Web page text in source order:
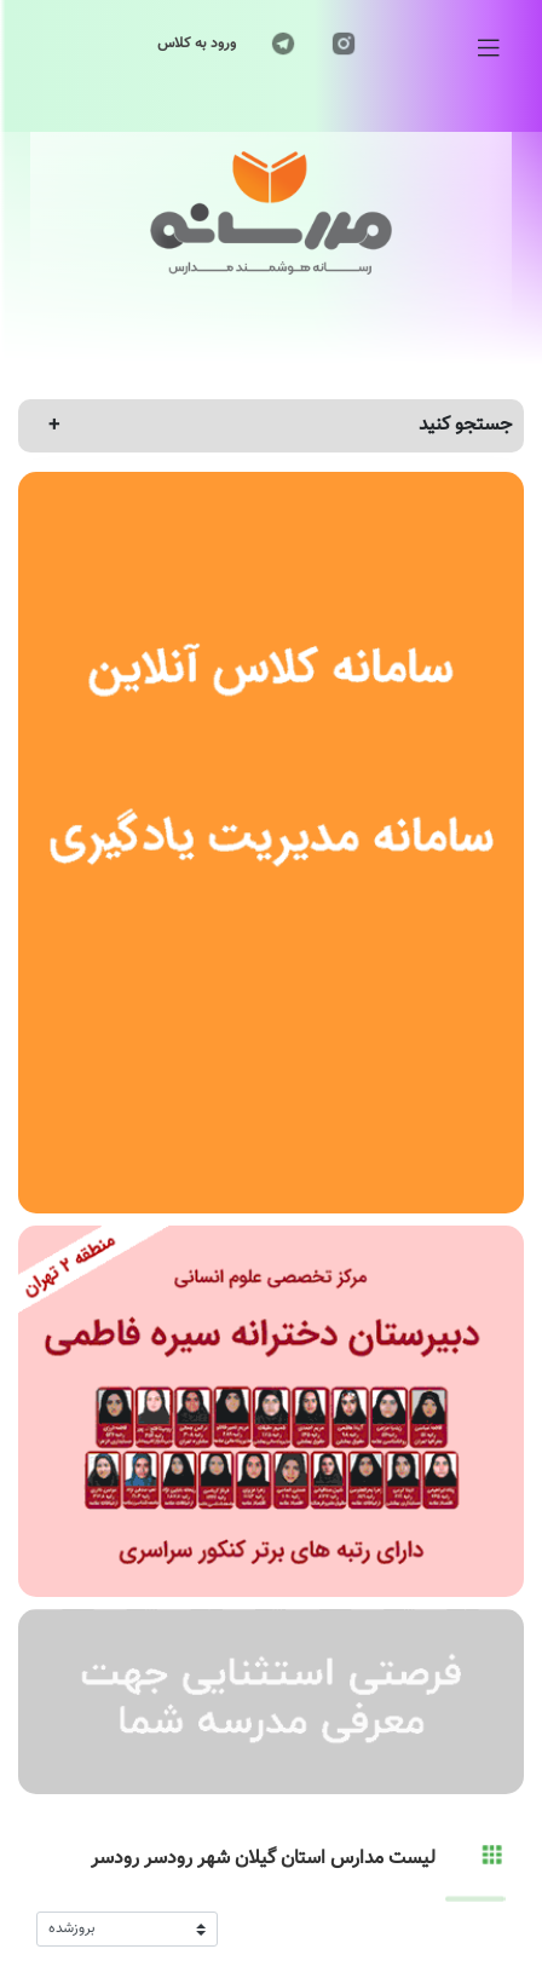
ورود به کلاس
جستجو کنید
هیات امنایی
منطقه
مقطع تحصیلی
دوره اول متوسطه
دوره دوم متوسطه- فنی
دوره دوم متوسطه- نظری
پیش دبستانی
لیست مدارس استان گیلان شهر رودسر رودسر